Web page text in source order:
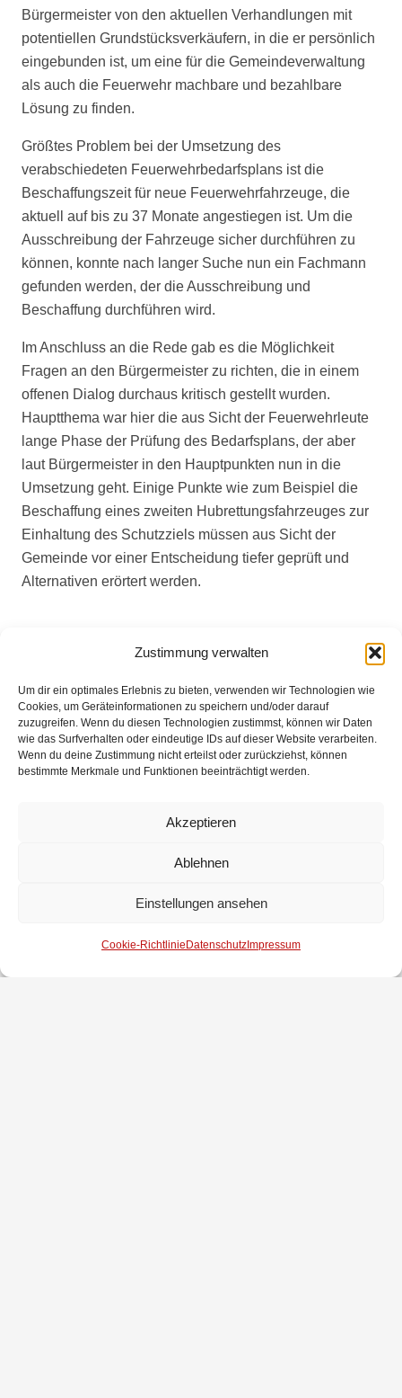
Zustimmung verwalten
Um dir ein optimales Erlebnis zu bieten, verwenden wir Technologien wie
Cookies, um Geräteinformationen zu speichern und/oder darauf
zuzugreifen. Wenn du diesen Technologien zustimmst, können wir Daten
wie das Surfverhalten oder eindeutige IDs auf dieser Website verarbeiten.
Wenn du deine Zustimmung nicht erteilst oder zurückziehst, können
bestimmte Merkmale und Funktionen beeinträchtigt werden.
Akzeptieren
Ablehnen
Einstellungen ansehen
Cookie-Richtlinie Datenschutz Impressum
Bürgermeister von den aktuellen Verhandlungen mit
potentiellen Grundstücksverkäufern, in die er persönlich
eingebunden ist, um eine für die Gemeindeverwaltung
als auch die Feuerwehr machbare und bezahlbare
Lösung zu finden.
Größtes Problem bei der Umsetzung des
verabschiedeten Feuerwehrbedarfsplans ist die
Beschaffungszeit für neue Feuerwehrfahrzeuge, die
aktuell auf bis zu 37 Monate angestiegen ist. Um die
Ausschreibung der Fahrzeuge sicher durchführen zu
können, konnte nach langer Suche nun ein Fachmann
gefunden werden, der die Ausschreibung und
Beschaffung durchführen wird.
Im Anschluss an die Rede gab es die Möglichkeit
Fragen an den Bürgermeister zu richten, die in einem
offenen Dialog durchaus kritisch gestellt wurden.
Hauptthema war hier die aus Sicht der Feuerwehrleute
lange Phase der Prüfung des Bedarfsplans, der aber
laut Bürgermeister in den Hauptpunkten nun in die
Umsetzung geht. Einige Punkte wie zum Beispiel die
Beschaffung eines zweiten Hubrettungsfahrzeuges zur
Einhaltung des Schutzziels müssen aus Sicht der
Gemeinde vor einer Entscheidung tiefer geprüft und
Alternativen erörtert werden.
Gemeindebrandmeister Michael Kalusche berichtete im
Gemeindefeuerwehrführung. Neben verschiedenen
Themen zur Beschaffung ging er auch auf einen aktuell
diskutierten Vorschlag einer möglichen „Feuerwehr-
Rente“ ein. Hier wird geprüft, ob es im Rahmen einer
unentgeltlichen Einsatz der Feuerwehrleute auch
berichtet von den Aktivitäten der Jugendfeuerwehr, die
normalem Dienstbetrieb zurück kehren konnte. Da ja